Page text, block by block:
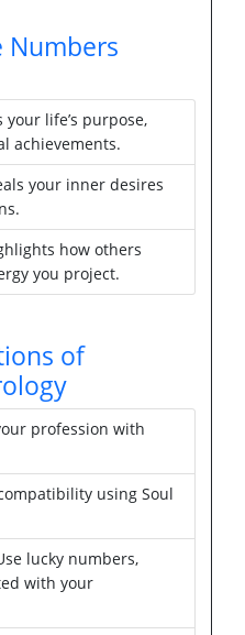
Numbers
your life’s purpose,
achievements.
your inner desires
how others
you project.
of
profession with
using Soul
lucky numbers,
with your